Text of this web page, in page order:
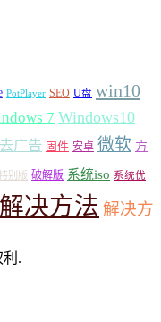
PotPlayer SEO U盘 win10
7 Windows10
去广告 固件 安卓 微软 方
特别版 破解版 系统iso 系统优
解决方法 解决方
利.